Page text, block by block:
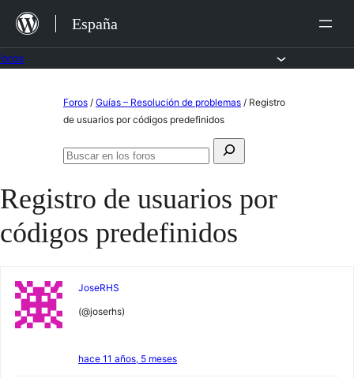
Saltar
contenido
España
Foros / Guías – Resolución de problemas / Registro
de usuarios por códigos predefinidos
Buscar:
Buscar
foros
Registro de usuarios por
códigos predefinidos
JoseRHS
(@joserhs)
hace 11 años, 5 meses